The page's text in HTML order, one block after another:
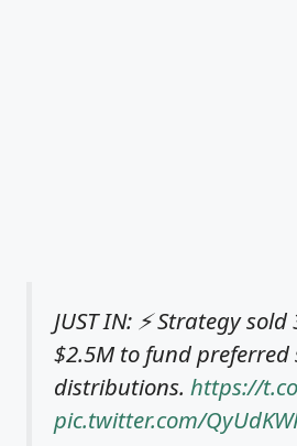
JUST IN: ⚡ Strategy
$2.5M to fund preferred
distributions. https://
pic.twitter.com/